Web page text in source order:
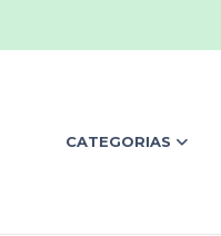
CATEGORIAS